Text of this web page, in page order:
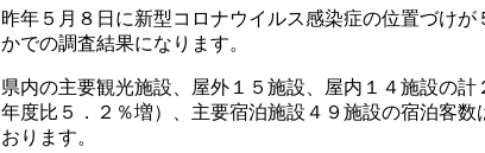
昨年５月８日に新型コロナウイルス感染症の位置づけ
かでの調査結果になります。
県内の主要観光施設、屋外１５施設、屋内１４施設の
年度比５．２％増）、主要宿泊施設４９施設の宿泊客
おります。